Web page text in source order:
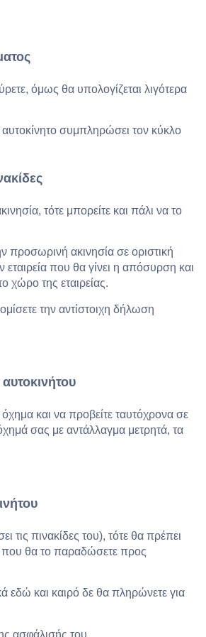
όμως θα υπολογίζεται λιγότερα
συμπληρώσει τον κύκλο
τότε μπορείτε και πάλι να το
προσωρινή ακινησία σε οριστική
εταιρεία που θα γίνει η απόσυρση και
χώρο της εταιρείας.
την αντίστοιχη δήλωση
και να προβείτε ταυτόχρονα σε
σας με αντάλλαγμα μετρητά, τα
τις πινακίδες του), τότε θα πρέπει
που θα το παραδώσετε προς
εδώ και καιρό δε θα πληρώνετε για
ασφάλισής του.